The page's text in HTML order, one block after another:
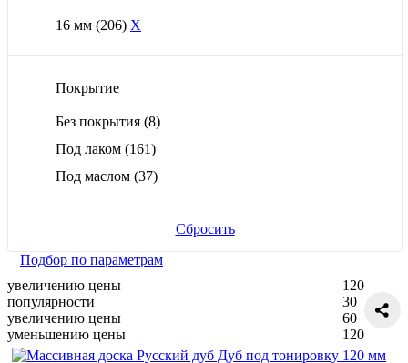
16 мм (206) X
Покрытие
Без покрытия (8)
Под лаком (161)
Под маслом (37)
Сбросить
Подбор по параметрам
увеличению цены
популярности
увеличению цены
уменьшению цены
120
30
60
120